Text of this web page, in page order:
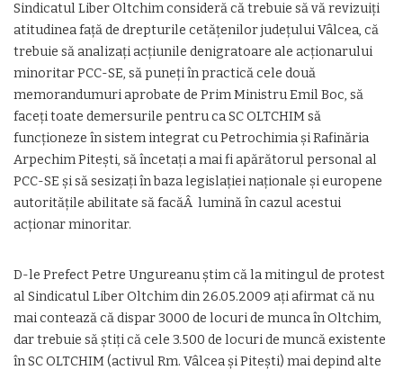
Sindicatul Liber Oltchim consideră că trebuie să vă revizuiți
atitudinea față de drepturile cetățenilor județului Vâlcea, că
trebuie să analizați acțiunile denigratoare ale acționarului
minoritar PCC-SE, să puneți în practică cele două
memorandumuri aprobate de Prim Ministru Emil Boc, să
faceți toate demersurile pentru ca SC OLTCHIM să
funcționeze în sistem integrat cu Petrochimia și Rafinăria
Arpechim Pitești, să încetați a mai fi apărătorul personal al
PCC-SE și să sesizați în baza legislației naționale și europene
autoritățile abilitate să facăÂ lumină în cazul acestui
acționar minoritar.
D-le Prefect Petre Ungureanu știm că la mitingul de protest
al Sindicatul Liber Oltchim din 26.05.2009 ați afirmat că nu
mai contează că dispar 3000 de locuri de munca în Oltchim,
dar trebuie să știți că cele 3.500 de locuri de muncă existente
în SC OLTCHIM (activul Rm. Vâlcea și Pitești) mai depind alte